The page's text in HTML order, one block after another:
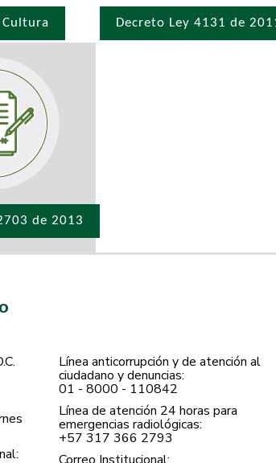
Cultura Decreto Ley 4131 de
de 2013
Línea anticorrupción y de atención al
ciudadano y denuncias:
01 - 8000 - 110842
Línea de atención 24 horas para
emergencias radiológicas:
+57 ​317 366 2793